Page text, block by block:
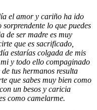
el amor y cariño ha ido
lo que puedes
de ser madre es muy
que es sacrificado,
estarías colgada de mis
y todo ello compaginado
tus hermanos resulta
que sabes muy bien como
un besos y caricia
como camelarme.